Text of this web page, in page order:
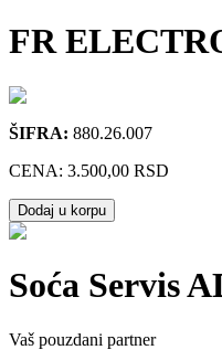
FR
ŠIFRA: 880.26.007
CENA: 3.500,00 RSD
Dodaj u korpu
Soća Servis
Vaš pouzdani partner